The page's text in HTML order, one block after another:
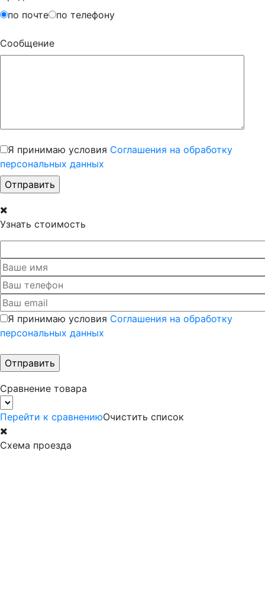
по почте
по телефону
Сообщение
Я принимаю условия Соглашения на обработку
персональных данных
Узнать стоимость
Я принимаю условия Соглашения на обработку
персональных данных
Сравнение товара
Перейти к сравнениюОчистить список
Схема проезда